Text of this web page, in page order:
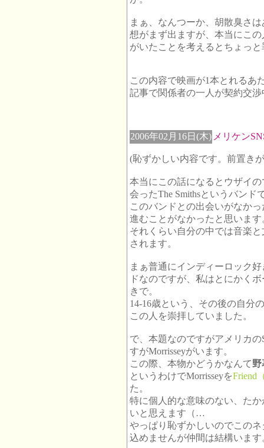
まぁ、なんつーか、胡散臭
想がまず出ますが、本当にこ
がいたことを考えるとちょっ
この内容で映画が1本とれるあ
記事で関係者の一人が契約交
2006年02月16日(木) メリケン
(恥ずかしい内容です。前置き
本当にこの話になるとウザイ
会ったThe Smithsというバンド
このバンドとの出会いがなか
進むことがなかったと思います
それくらい自分の中では音楽
されます。
まぁ普通にインディーロック
ドなのですが、私はとにかく
きで。
14-16歳という、その後の自分
この人を崇拝していました。
で、本題なのですがアメリカ
すがMorrisseyがいます。
この際、本物かどうかなんて野
というわけでMorrisseyをFriend
た。
特に個人的な意味のない、た
いと思えます（…
やっぱり恥ずかしいのでこの
込めませんが仲間は結構います